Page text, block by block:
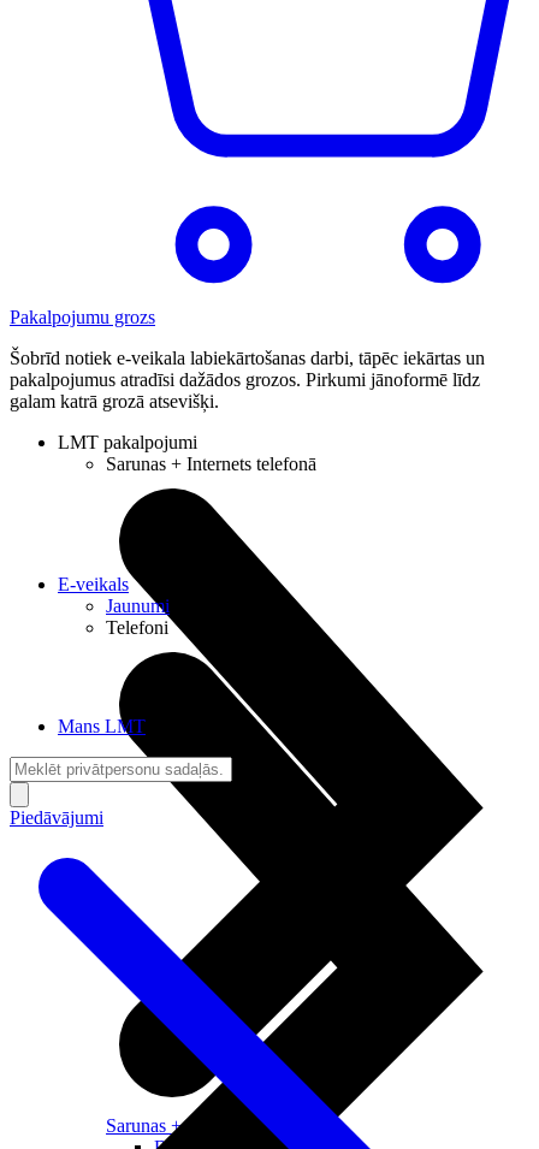
Pakalpojumu grozs
Šobrīd notiek e-veikala labiekārtošanas darbi, tāpēc iekārtas un
pakalpojumus atradīsi dažādos grozos. Pirkumi jānoformē līdz
galam katrā grozā atsevišķi.
LMT pakalpojumi
Sarunas + Internets telefonā
Sarunas + Internets
E-veikals
Jaunumi
Telefoni
Mans LMT
Piedāvājumi